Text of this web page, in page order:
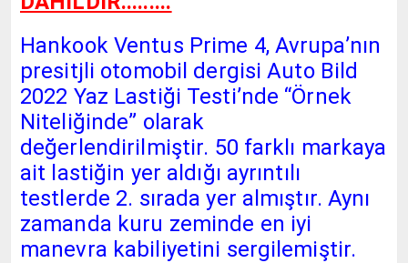
Hankook Ventus Prime 4, Avrupa’nın
presitjli otomobil dergisi Auto Bild
2022 Yaz Lastiği Testi’nde “Örnek
Niteliğinde” olarak
değerlendirilmiştir. 50 farklı markaya
ait lastiğin yer aldığı ayrıntılı
testlerde 2. sırada yer almıştır. Aynı
zamanda kuru zeminde en iyi
manevra kabiliyetini sergilemiştir.